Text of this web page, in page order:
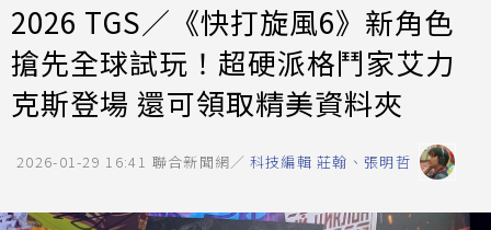
2026 TGS／《快打旋風6》新角色
搶先全球試玩！超硬派格鬥家艾力
克斯登場 還可領取精美資料夾
2026-01-29 16:41 聯合新聞網／ 科技編輯 莊翰、張明哲